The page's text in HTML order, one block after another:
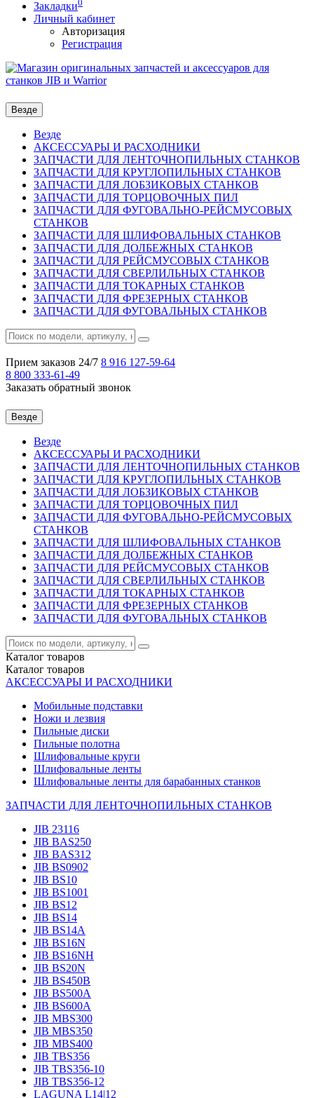
Закладки0
Личный кабинет
Авторизация
Регистрация
Везде
Везде
АКСЕССУАРЫ И РАСХОДНИКИ
ЗАПЧАСТИ ДЛЯ ЛЕНТОЧНОПИЛЬНЫХ СТАНКОВ
ЗАПЧАСТИ ДЛЯ КРУГЛОПИЛЬНЫХ СТАНКОВ
ЗАПЧАСТИ ДЛЯ ЛОБЗИКОВЫХ СТАНКОВ
ЗАПЧАСТИ ДЛЯ ТОРЦОВОЧНЫХ ПИЛ
ЗАПЧАСТИ ДЛЯ ФУГОВАЛЬНО-РЕЙСМУСОВЫХ
СТАНКОВ
ЗАПЧАСТИ ДЛЯ ШЛИФОВАЛЬНЫХ СТАНКОВ
ЗАПЧАСТИ ДЛЯ ДОЛБЕЖНЫХ СТАНКОВ
ЗАПЧАСТИ ДЛЯ РЕЙСМУСОВЫХ СТАНКОВ
ЗАПЧАСТИ ДЛЯ СВЕРЛИЛЬНЫХ СТАНКОВ
ЗАПЧАСТИ ДЛЯ ТОКАРНЫХ СТАНКОВ
ЗАПЧАСТИ ДЛЯ ФРЕЗЕРНЫХ СТАНКОВ
ЗАПЧАСТИ ДЛЯ ФУГОВАЛЬНЫХ СТАНКОВ
Прием заказов 24/7 8 916 127-59-64
8 800 333-61-49
Заказать обратный звонок
Везде
Везде
АКСЕССУАРЫ И РАСХОДНИКИ
ЗАПЧАСТИ ДЛЯ ЛЕНТОЧНОПИЛЬНЫХ СТАНКОВ
ЗАПЧАСТИ ДЛЯ КРУГЛОПИЛЬНЫХ СТАНКОВ
ЗАПЧАСТИ ДЛЯ ЛОБЗИКОВЫХ СТАНКОВ
ЗАПЧАСТИ ДЛЯ ТОРЦОВОЧНЫХ ПИЛ
ЗАПЧАСТИ ДЛЯ ФУГОВАЛЬНО-РЕЙСМУСОВЫХ
СТАНКОВ
ЗАПЧАСТИ ДЛЯ ШЛИФОВАЛЬНЫХ СТАНКОВ
ЗАПЧАСТИ ДЛЯ ДОЛБЕЖНЫХ СТАНКОВ
ЗАПЧАСТИ ДЛЯ РЕЙСМУСОВЫХ СТАНКОВ
ЗАПЧАСТИ ДЛЯ СВЕРЛИЛЬНЫХ СТАНКОВ
ЗАПЧАСТИ ДЛЯ ТОКАРНЫХ СТАНКОВ
ЗАПЧАСТИ ДЛЯ ФРЕЗЕРНЫХ СТАНКОВ
ЗАПЧАСТИ ДЛЯ ФУГОВАЛЬНЫХ СТАНКОВ
Каталог товаров
Каталог товаров
АКСЕССУАРЫ И РАСХОДНИКИ
Мобильные подставки
Ножи и лезвия
Пильные диски
Пильные полотна
Шлифовальные круги
Шлифовальные ленты
Шлифовальные ленты для барабанных станков
ЗАПЧАСТИ ДЛЯ ЛЕНТОЧНОПИЛЬНЫХ СТАНКОВ
JIB 23116
JIB BAS250
JIB BAS312
JIB BS0902
JIB BS10
JIB BS1001
JIB BS12
JIB BS14
JIB BS14А
JIB BS16N
JIB BS16NH
JIB BS20N
JIB BS450B
JIB BS500A
JIB BS600A
JIB MBS300
JIB MBS350
JIB MBS400
JIB TBS356
JIB TBS356-10
JIB TBS356-12
LAGUNA L14|12